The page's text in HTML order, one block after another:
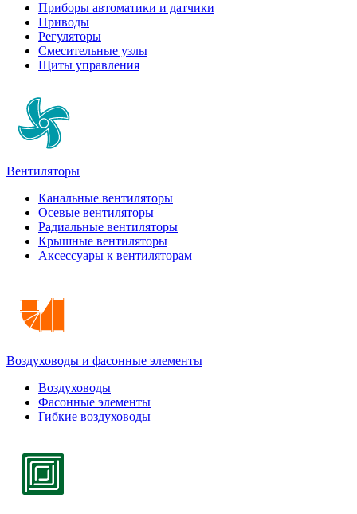
Приборы автоматики и датчики
Приводы
Регуляторы
Смесительные узлы
Щиты управления
Вентиляторы
Канальные вентиляторы
Осевые вентиляторы
Радиальные вентиляторы
Крышные вентиляторы
Аксессуары к вентиляторам
Воздуховоды и фасонные элементы
Воздуховоды
Фасонные элементы
Гибкие воздуховоды